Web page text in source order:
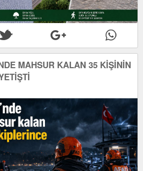
MAHSUR KALAN 35 KİŞİNİN